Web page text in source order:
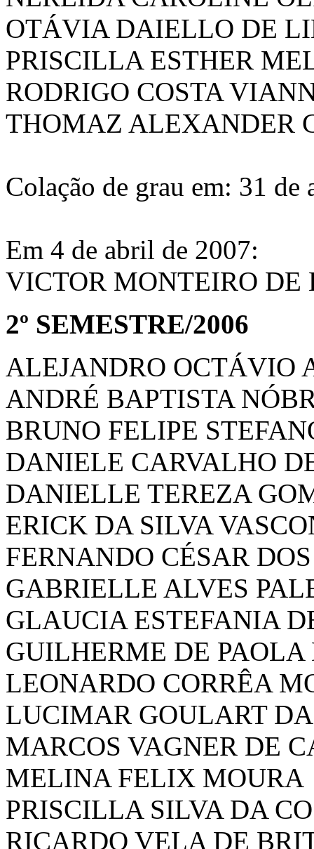
OTÁVIA DAIELLO DE
PRISCILLA ESTHER
RODRIGO COSTA
THOMAZ ALEXANDER
Colação de grau em: 31 de
Em 4 de abril de 2007:
VICTOR MONTEIRO
2º SEMESTRE/2006
ALEJANDRO OCTÁVIO
ANDRÉ BAPTISTA
BRUNO FELIPE
DANIELE CARVALHO
DANIELLE TEREZA
ERICK DA SILVA
FERNANDO CÉSAR
GABRIELLE ALVES
GLAUCIA ESTEFANIA
GUILHERME DE
LEONARDO CORRÊA
LUCIMAR GOULART
MARCOS VAGNER DE
MELINA FELIX MOURA
PRISCILLA SILVA DA
RICARDO VELA DE